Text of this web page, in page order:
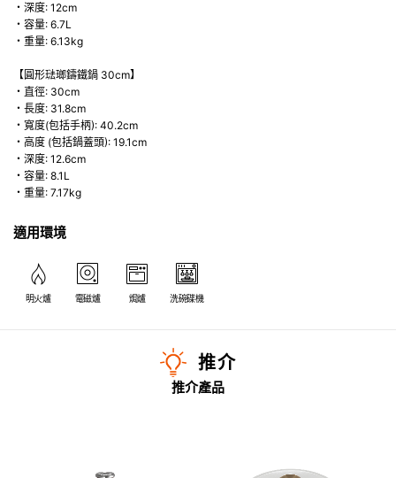
・深度: 12cm
・容量: 6.7L
・重量: 6.13kg
【圓形琺瑯鑄鐵鍋 30cm】
・直徑: 30cm
・長度: 31.8cm
・寬度(包括手柄): 40.2cm
・高度 (包括鍋蓋頭): 19.1cm
・深度: 12.6cm
・容量: 8.1L
・重量: 7.17kg
適用環境
明火爐 電磁爐 焗爐 洗碗碟機
推介
推介產品